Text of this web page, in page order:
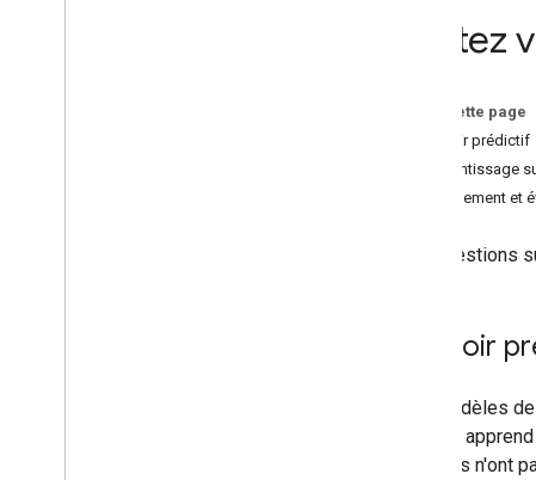
Sur cette page
Pouvoir prédictif
Apprentissage
Entraînement et
Les questions
Pouvoir
Les modèles
modèle
données n'ont